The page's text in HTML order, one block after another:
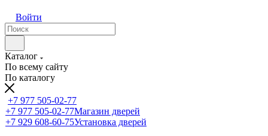
Войти
Каталог
По всему сайту
По каталогу
+7 977 505-02-77
+7 977 505-02-77Магазин дверей
+7 929 608-60-75Установка дверей